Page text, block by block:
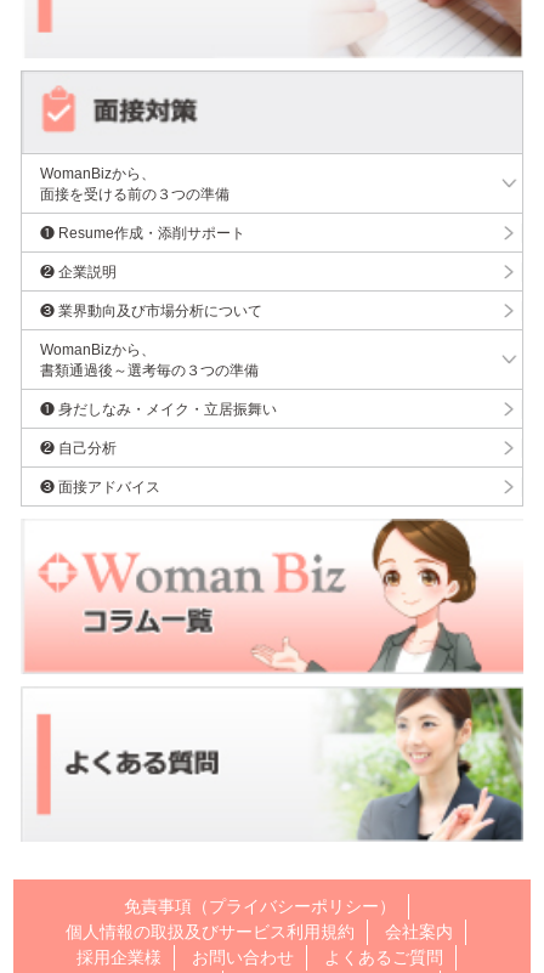
WomanBizから、
面接を受ける前の３つの準備
❶ Resume作成・添削サポート
❷ 企業説明
❸ 業界動向及び市場分析について
WomanBizから、
書類通過後～選考毎の３つの準備
❶ 身だしなみ・メイク・立居振舞い
❷ 自己分析
❸ 面接アドバイス
免責事項（プライバシーポリシー）
個人情報の取扱及びサービス利用規約
会社案内
採用企業様
お問い合わせ よくあるご質問